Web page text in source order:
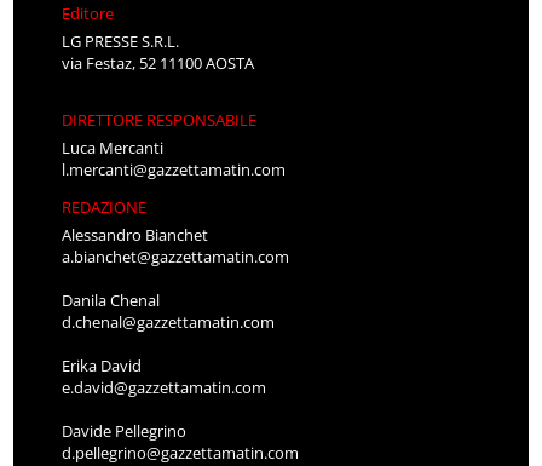
Editore
LG PRESSE S.R.L.
via Festaz, 52 11100 AOSTA
DIRETTORE RESPONSABILE
Luca Mercanti
l.mercanti@gazzettamatin.com
REDAZIONE
Alessandro Bianchet
a.bianchet@gazzettamatin.com
Danila Chenal
d.chenal@gazzettamatin.com
Erika David
e.david@gazzettamatin.com
Davide Pellegrino
d.pellegrino@gazzettamatin.com